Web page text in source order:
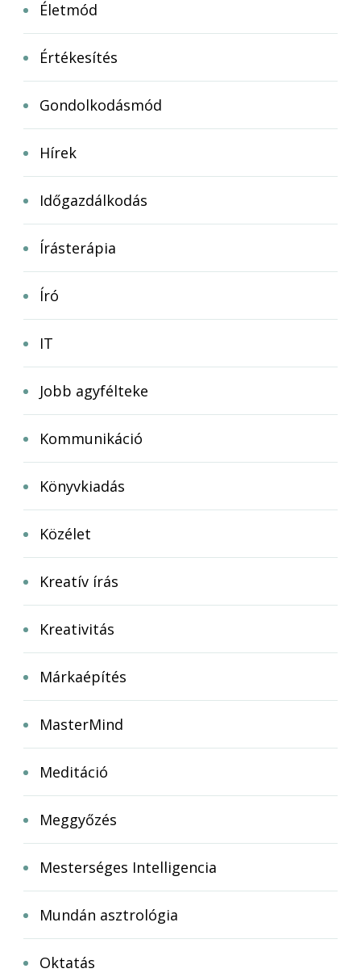
Életmód
Értékesítés
Gondolkodásmód
Hírek
Időgazdálkodás
Írásterápia
Író
IT
Jobb agyfélteke
Kommunikáció
Könyvkiadás
Közélet
Kreatív írás
Kreativitás
Márkaépítés
MasterMind
Meditáció
Meggyőzés
Mesterséges Intelligencia
Mundán asztrológia
Oktatás